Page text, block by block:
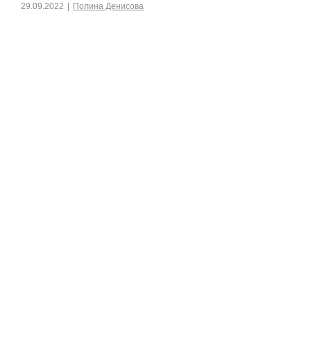
29.09.2022 Полина Денисова